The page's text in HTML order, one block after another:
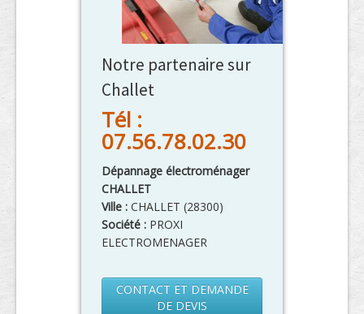
Notre partenaire sur
Challet
Tél :
07.56.78.02.30
Dépannage électroménager
CHALLET
Ville : CHALLET (28300)
Société : PROXI
ELECTROMENAGER
CONTACT ET DEMANDE
DE DEVIS